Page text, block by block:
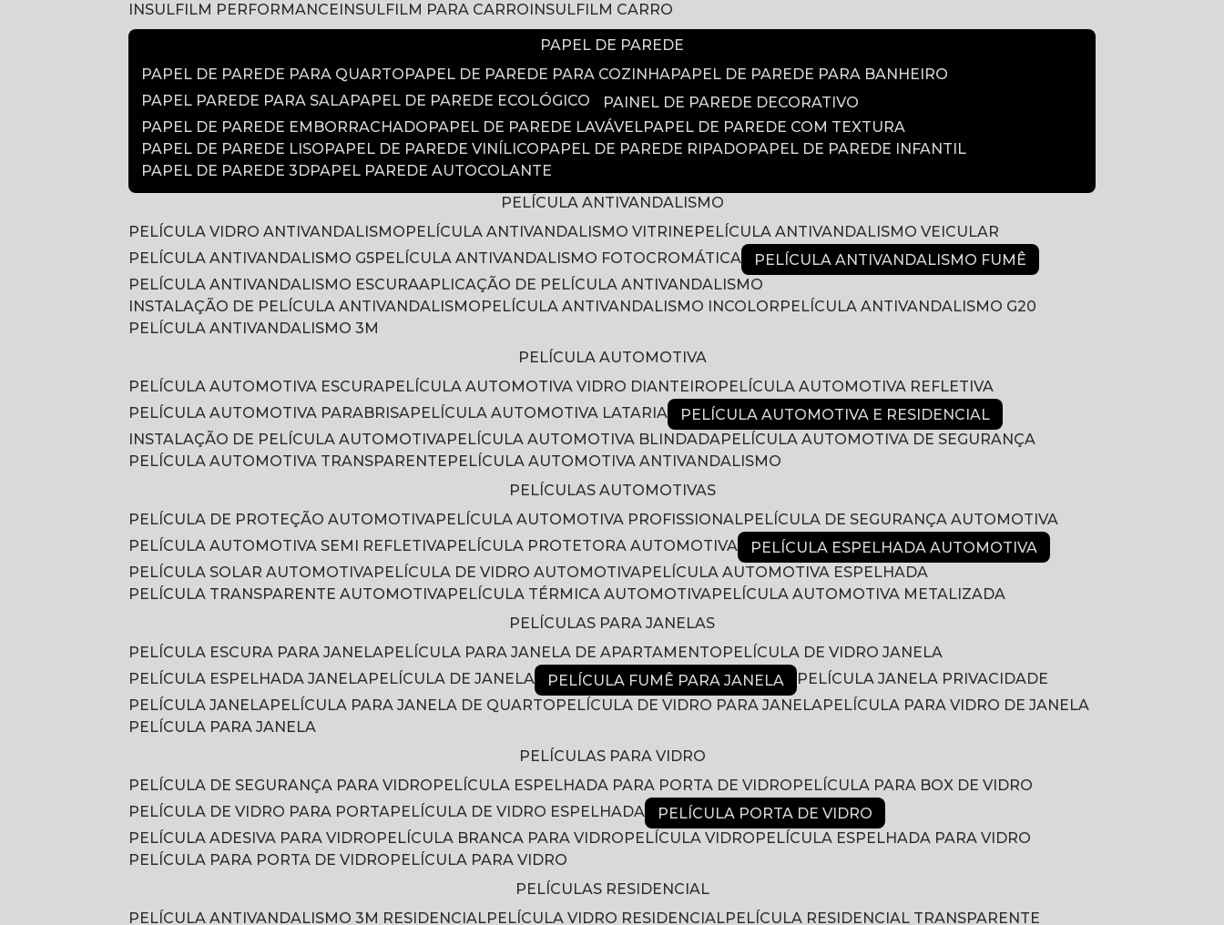
INSULFILM PERFORMANCE INSULFILM PARA CARRO INSULFILM CARRO
PAPEL DE PAREDE
PAPEL DE PAREDE PARA QUARTO
PAPEL DE PAREDE PARA COZINHA PAPEL DE PAREDE PARA BANHEIRO
PAPEL PAREDE PARA SALA PAPEL DE PAREDE ECOLÓGICO
PAINEL DE PAREDE DECORATIVO
PAPEL DE PAREDE EMBORRACHADO
PAPEL DE PAREDE LAVÁVEL PAPEL DE PAREDE COM TEXTURA
PAPEL DE PAREDE LISO
PAPEL DE PAREDE VINÍLICO PAPEL DE PAREDE RIPADO
PAPEL DE PAREDE INFANTIL
PAPEL DE PAREDE 3D PAPEL PAREDE AUTOCOLANTE
PELÍCULA ANTIVANDALISMO
PELÍCULA VIDRO ANTIVANDALISMO
PELÍCULA ANTIVANDALISMO VITRINE
PELÍCULA ANTIVANDALISMO VEICULAR
PELÍCULA ANTIVANDALISMO G5
PELÍCULA ANTIVANDALISMO FOTOCROMÁTICA
PELÍCULA ANTIVANDALISMO FUMÊ
PELÍCULA ANTIVANDALISMO ESCURA
APLICAÇÃO DE PELÍCULA ANTIVANDALISMO
INSTALAÇÃO DE PELÍCULA ANTIVANDALISMO
PELÍCULA ANTIVANDALISMO INCOLOR
PELÍCULA ANTIVANDALISMO G20
PELÍCULA ANTIVANDALISMO 3M
PELÍCULA AUTOMOTIVA
PELÍCULA AUTOMOTIVA ESCURA
PELÍCULA AUTOMOTIVA VIDRO DIANTEIRO
PELÍCULA AUTOMOTIVA REFLETIVA
PELÍCULA AUTOMOTIVA PARABRISA
PELÍCULA AUTOMOTIVA LATARIA
PELÍCULA AUTOMOTIVA E RESIDENCIAL
INSTALAÇÃO DE PELÍCULA AUTOMOTIVA
PELÍCULA AUTOMOTIVA BLINDADA
PELÍCULA AUTOMOTIVA DE SEGURANÇA
PELÍCULA AUTOMOTIVA TRANSPARENTE
PELÍCULA AUTOMOTIVA ANTIVANDALISMO
PELÍCULAS AUTOMOTIVAS
PELÍCULA DE PROTEÇÃO AUTOMOTIVA
PELÍCULA AUTOMOTIVA PROFISSIONAL
PELÍCULA DE SEGURANÇA AUTOMOTIVA
PELÍCULA AUTOMOTIVA SEMI REFLETIVA
PELÍCULA PROTETORA AUTOMOTIVA
PELÍCULA ESPELHADA AUTOMOTIVA
PELÍCULA SOLAR AUTOMOTIVA
PELÍCULA DE VIDRO AUTOMOTIVA
PELÍCULA AUTOMOTIVA ESPELHADA
PELÍCULA TRANSPARENTE AUTOMOTIVA
PELÍCULA TÉRMICA AUTOMOTIVA
PELÍCULA AUTOMOTIVA METALIZADA
PELÍCULAS PARA JANELAS
PELÍCULA ESCURA PARA JANELA
PELÍCULA PARA JANELA DE APARTAMENTO
PELÍCULA DE VIDRO JANELA
PELÍCULA ESPELHADA JANELA
PELÍCULA DE JANELA PELÍCULA FUMÊ PARA JANELA
PELÍCULA JANELA PRIVACIDADE
PELÍCULA JANELA
PELÍCULA PARA JANELA DE QUARTO PELÍCULA DE VIDRO PARA JANELA
PELÍCULA PARA VIDRO DE JANELA
PELÍCULA PARA JANELA
PELÍCULAS PARA VIDRO
PELÍCULA DE SEGURANÇA PARA VIDRO
PELÍCULA ESPELHADA PARA PORTA DE VIDRO
PELÍCULA PARA BOX DE VIDRO
PELÍCULA DE VIDRO PARA PORTA
PELÍCULA DE VIDRO ESPELHADA
PELÍCULA PORTA DE VIDRO
PELÍCULA ADESIVA PARA VIDRO
PELÍCULA BRANCA PARA VIDRO PELÍCULA VIDRO
PELÍCULA ESPELHADA PARA VIDRO
PELÍCULA PARA PORTA DE VIDRO
PELÍCULA PARA VIDRO
PELÍCULAS RESIDENCIAL
PELÍCULA ANTIVANDALISMO 3M RESIDENCIAL
PELÍCULA VIDRO RESIDENCIAL
PELÍCULA RESIDENCIAL TRANSPARENTE